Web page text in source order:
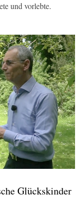
und vorlebte.
Glückskinder